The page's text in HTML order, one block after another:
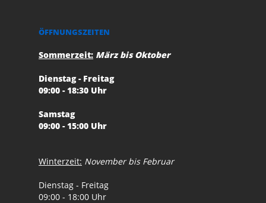
ÖFFNUNGSZEITEN
Sommerzeit: März bis Oktober
Dienstag - Freitag
09:00 - 18:30 Uhr
Samstag
09:00 - 15:00 Uhr
Winterzeit: November bis Februar
Dienstag - Freitag
09:00 - 18:00 Uhr